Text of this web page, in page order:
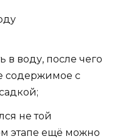
в воду, после чего
содержимое с
не той
этапе ещё можно